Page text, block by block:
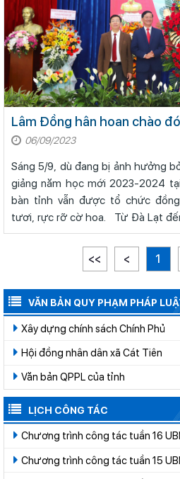
Lâm Đồng hân hoan chào
06/09/2023
Sáng 5/9, dù đang bị ảnh hưởng
giảng năm học mới 2023-2024
bàn tỉnh vẫn được tổ chức
tươi, rực rỡ cờ hoa.
<< < 1
VĂN BẢN QUY PHẠM PHÁP
Xây dựng chính sách Chính Phủ
Hội đồng nhân dân xã Cát Tiên
Văn bản QPPL của tỉnh
LỊCH CÔNG TÁC
Chương trình công tác tuần 16
Chương trình công tác tuần 15